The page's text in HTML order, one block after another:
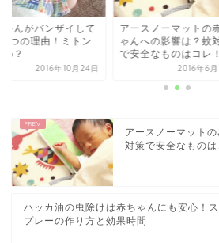
スノーマットの赤ち
への影響は？蚊対策
全なものはコレ！
2016年6月15日
赤ちゃんの髪の毛が
つ！母乳の影響なの
し方は？
2016年6
アースノーマット
対策で安全なものは
ハッカ油の虫除けは赤ちゃんにも安心！ス
プレーの作り方と効果時間